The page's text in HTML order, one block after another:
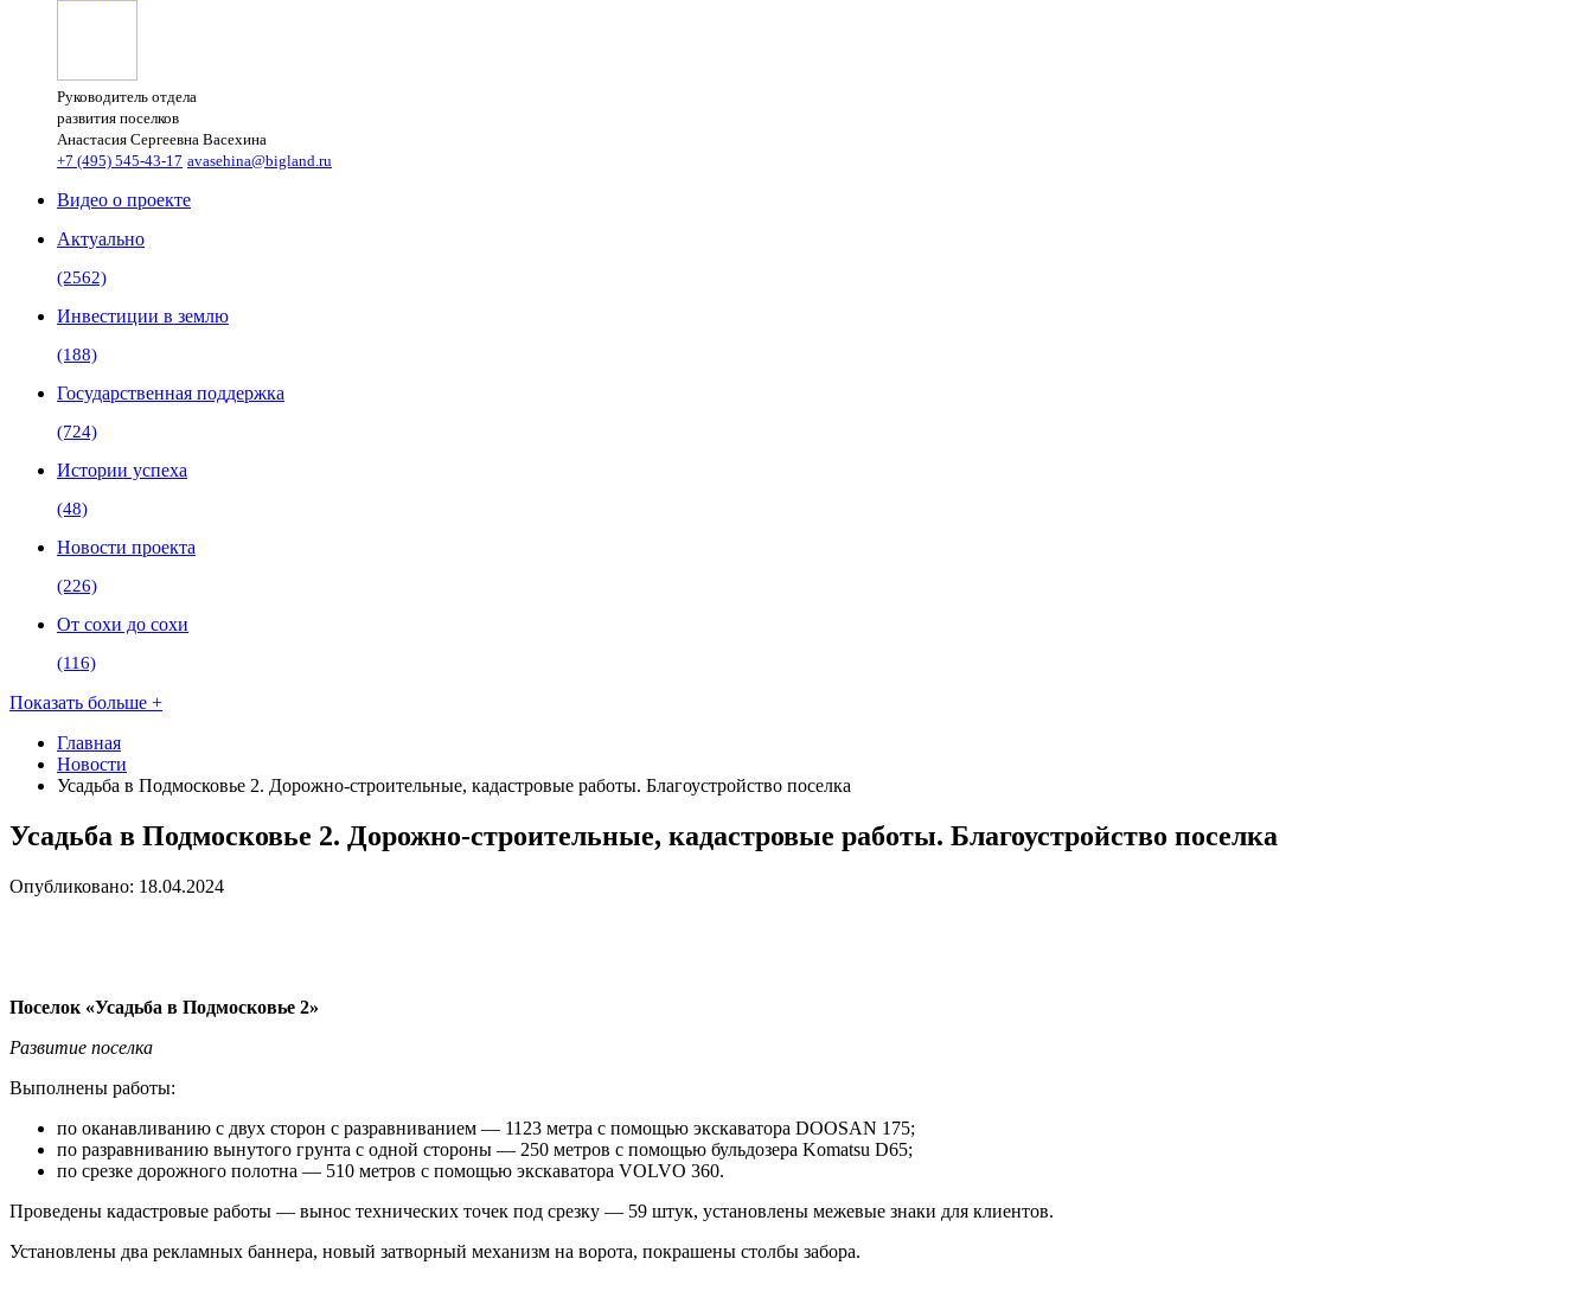
Руководитель отдела
развития поселков
Анастасия Сергеевна Васехина
+7 (495) 545-43-17 avasehina@bigland.ru
Видео о проекте
Актуально
(2562)
Инвестиции в землю
(188)
Государственная поддержка
(724)
Истории успеха
(48)
Новости проекта
(226)
От сохи до сохи
(116)
Показать больше +
Главная
Новости
Усадьба в Подмосковье 2. Дорожно-строительные, кадастровые работы. Благоустройство поселка
Усадьба в Подмосковье 2. Дорожно-строительные, кадастровые работы. Благоустройство поселка
Опубликовано: 18.04.2024
Поселок «Усадьба в Подмосковье 2»
Развитие поселка
Выполнены работы:
по оканавливанию с двух сторон с разравниванием — 1123 метра с помощью экскаватора DOOSAN 175;
по разравниванию вынутого грунта с одной стороны — 250 метров с помощью бульдозера Komatsu D65;
по срезке дорожного полотна — 510 метров с помощью экскаватора VOLVO 360.
Проведены кадастровые работы — вынос технических точек под срезку — 59 штук, установлены межевые знаки для клиентов.
Установлены два рекламных баннера, новый затворный механизм на ворота, покрашены столбы забора.